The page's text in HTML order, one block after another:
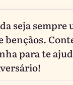
seja sempre
bençãos.
para te